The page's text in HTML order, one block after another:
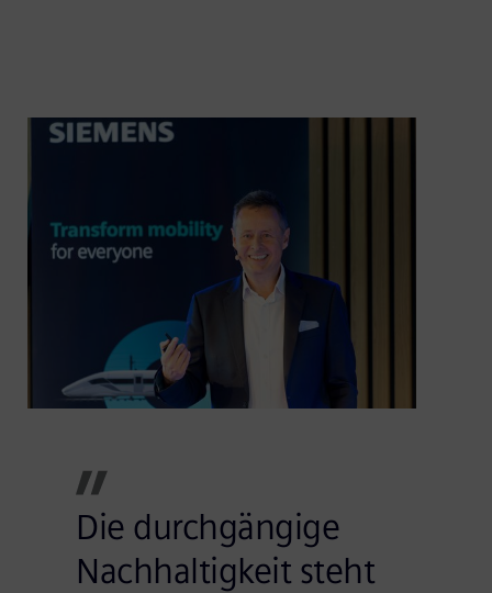
Die durchgängige
Nachhaltigkeit steht